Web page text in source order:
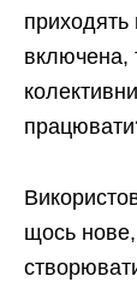
приходять
включена,
щось нове,